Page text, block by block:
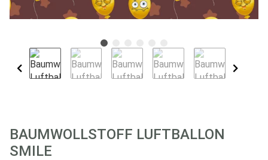
BAUMWOLLSTOFF LUFTBALLON
SMILE